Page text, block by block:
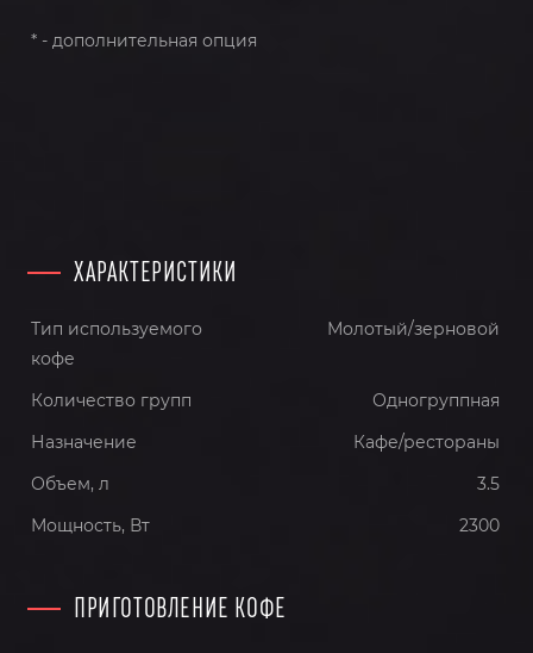
* - дополнительная опция
ХАРАКТЕРИСТИКИ
Тип используемого
кофе
Молотый/зерновой
Количество групп
Одногруппная
Назначение
Кафе/рестораны
Объем, л
3.5
Мощность, Вт
2300
ПРИГОТОВЛЕНИЕ КОФЕ